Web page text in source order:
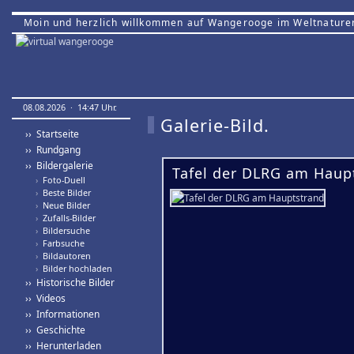
Moin und herzlich willkommen auf Wangerooge im
08.08.2026 · 14:47 Uhr.
›› Startseite
›› Rundgang
›› Bildergalerie
› Foto-Duell
› Beste Bilder
› Neue Bilder
› Zufalls-Bilder
› Bildersuche
› Farbsuche
› Bildautoren
› Bilder hochladen
›› Historische Bilder
›› Videos
›› Informationen
›› Geschichte
›› Herunterladen
Galerie-Bild.
Tafel der DLRG am